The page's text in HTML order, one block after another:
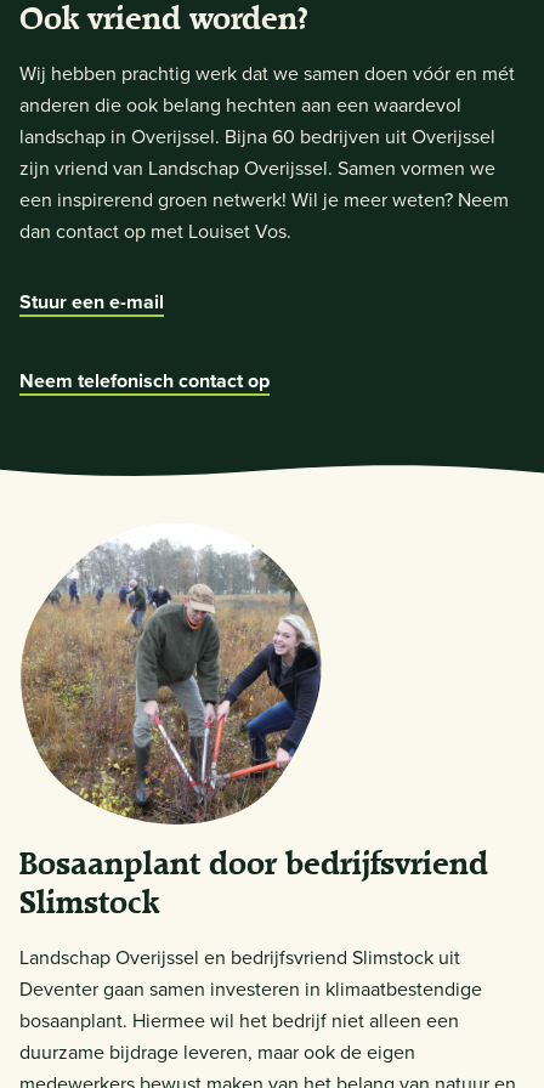
Ook vriend worden?
Wij hebben prachtig werk dat we samen doen vóór en mét
anderen die ook belang hechten aan een waardevol
landschap in Overijssel. Bijna 60 bedrijven uit Overijssel
zijn vriend van Landschap Overijssel. Samen vormen we
een inspirerend groen netwerk! Wil je meer weten? Neem
dan contact op met Louiset Vos.
Stuur een e-mail
Neem telefonisch contact op
Bosaanplant door bedrijfsvriend
Slimstock
Landschap Overijssel en bedrijfsvriend Slimstock uit
Deventer gaan samen investeren in klimaatbestendige
bosaanplant. Hiermee wil het bedrijf niet alleen een
duurzame bijdrage leveren, maar ook de eigen